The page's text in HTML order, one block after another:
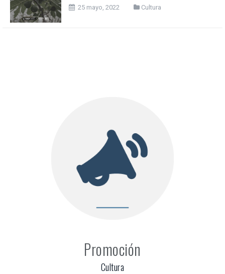
25 mayo, 2022 Cultura
Promoción
Cultura